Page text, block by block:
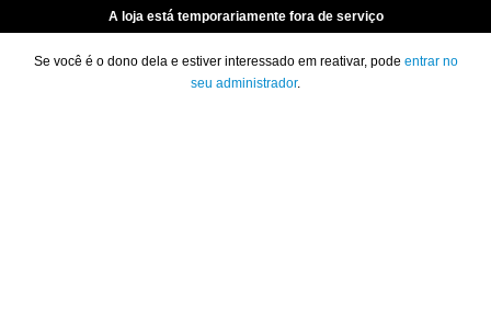
A loja está temporariamente fora de serviço
Se você é o dono dela e estiver interessado em reativar, pode entrar no
seu administrador.